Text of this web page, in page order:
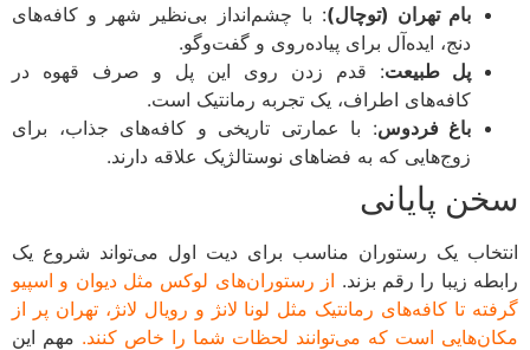
بام تهران (توچال): با چشم‌انداز بی‌نظیر شهر و کافه‌های
دنج، ایده‌آل برای پیاده‌روی و گفت‌وگو.
پل طبیعت: قدم زدن روی این پل و صرف قهوه در
کافه‌های اطراف، یک تجربه رمانتیک است.
باغ فردوس: با عمارتی تاریخی و کافه‌های جذاب، برای
زوج‌هایی که به فضاهای نوستالژیک علاقه دارند.
پایانی
یک رستوران مناسب برای دیت اول می‌تواند شروع یک
زیبا را رقم بزند.از رستوران‌های لوکس مثل دیوان و اسپیو
تا کافه‌های رمانتیک مثل لونا لانژ و رویال لانژ، تهران پر از
است که می‌توانند لحظات شما را خاص کنند. مهم این